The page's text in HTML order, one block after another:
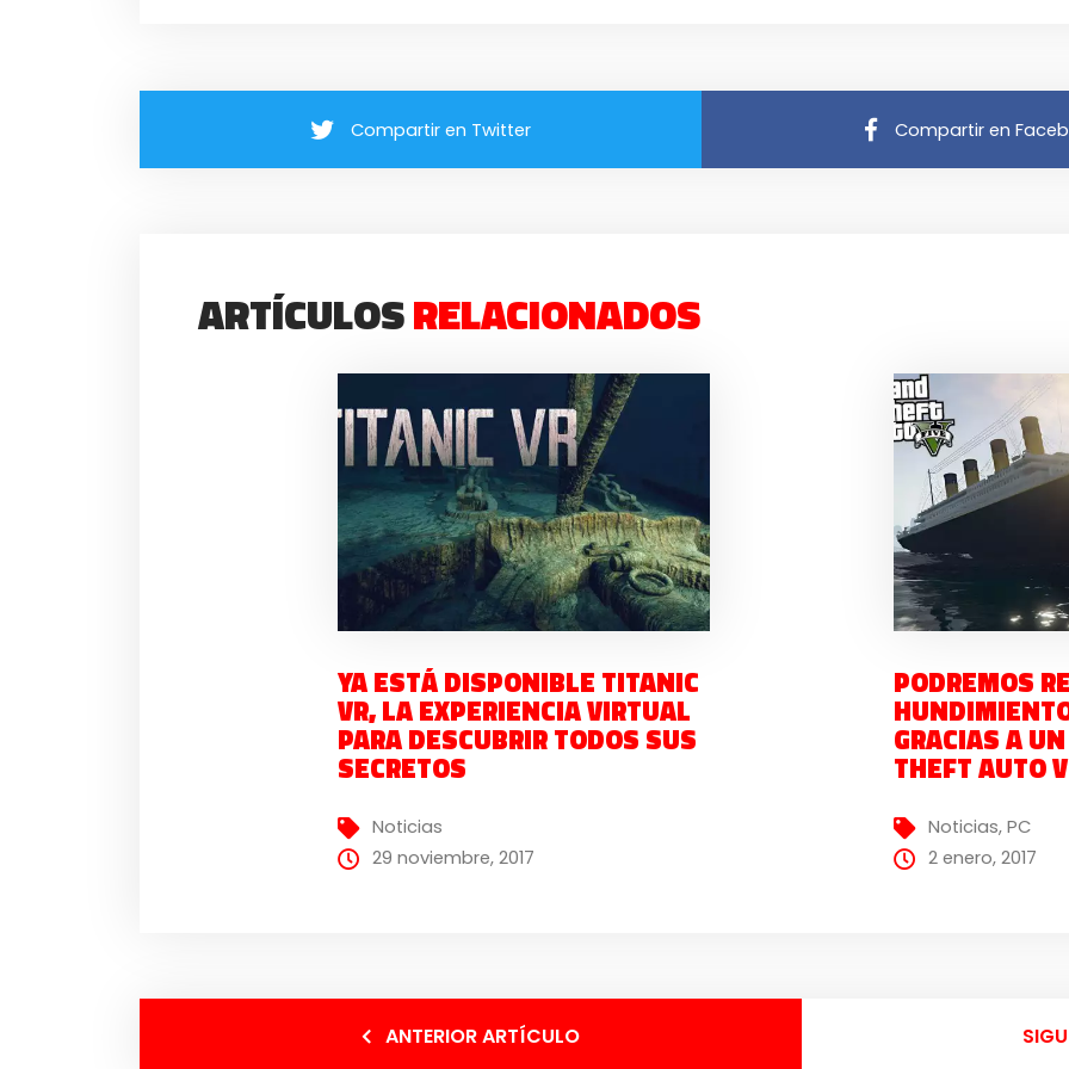
Compartir en Twitter Compartir en
ARTÍCULOSRELACIONADOS
YA ESTÁ DISPONIBLE TITANIC
VR, LA EXPERIENCIA VIRTUAL
PARA DESCUBRIR TODOS SUS
SECRETOS
Noticias
29 noviembre, 2017
PODREMOS
GRACIAS A
THEFT AUTO V
Noticias, PC
2 enero, 2017
ANTERIOR ARTÍCULO